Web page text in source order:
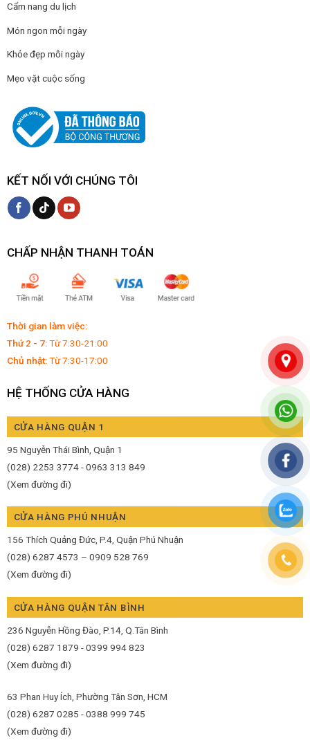
Cẩm nang du lịch
Món ngon mỗi ngày
Khỏe đẹp mỗi ngày
Mẹo vặt cuộc sống
KẾT NỐI VỚI CHÚNG TÔI
CHẤP NHẬN THANH TOÁN
Thời gian làm việc:
Thứ 2 - 7:Từ 7:30-21:00
Chủ nhật:Từ 7:30-17:00
HỆ THỐNG CỬA HÀNG
CỬA HÀNG QUẬN 1
95 Nguyễn Thái Bình, Quận 1
(028) 2253 3774 - 0963 313 849
(Xem đường đi)
CỬA HÀNG PHÚ NHUẬN
156 Thích Quảng Đức, P.4, Quận Phú Nhuận
(028) 6287 4573 – 0909 528 769
(Xem đường đi)
CỬA HÀNG QUẬN TÂN BÌNH
236 Nguyễn Hồng Đào, P.14, Q.Tân Bình
(028) 6287 1879 - 0399 994 823
(Xem đường đi)
63 Phan Huy Ích, Phường Tân Sơn, HCM
(028) 6287 0285 - 0388 999 745
(Xem đường đi)